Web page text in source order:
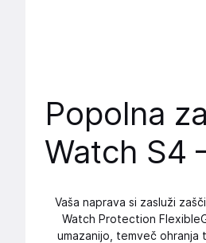
Popolna
Watch S4
Vaša naprava si zasluži
Watch Protection
umazanijo, temveč